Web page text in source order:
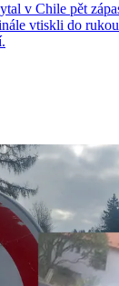
v Chile pět
vtiskli do